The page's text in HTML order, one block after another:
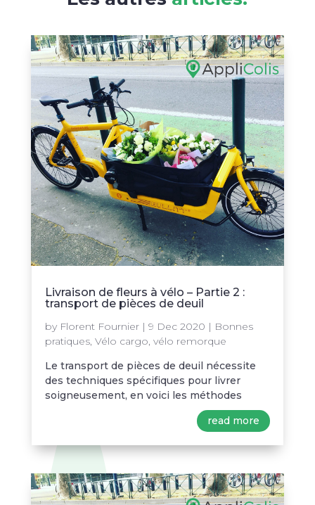
Livraison de fleurs à vélo – Partie 2 :
transport de pièces de deuil
by Florent Fournier| 9 Dec 2020 | Bonnes
pratiques, Vélo cargo, vélo remorque
Le transport de pièces de deuil nécessite
des techniques spécifiques pour livrer
soigneusement, en voici les méthodes
read more